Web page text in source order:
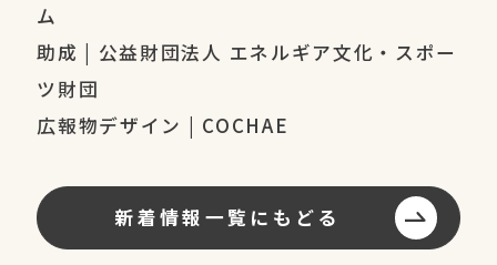
ム
助成 | 公益財団法人 エネルギア文化・スポー
ツ財団
広報物デザイン | COCHAE
新着情報一覧にもどる